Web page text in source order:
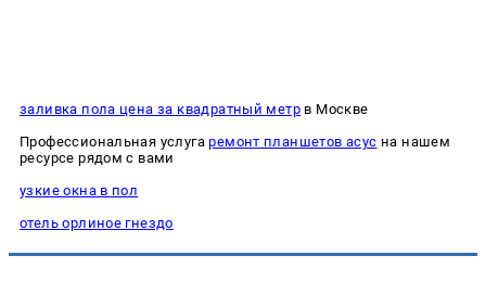
заливка пола цена за квадратный метр в Москве
Профессиональная услугаремонт планшетов асус на нашем
ресурсе рядом с вами
узкие окна в пол
отель орлиное гнездо